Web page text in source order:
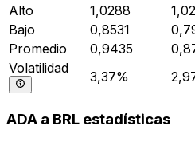
Alto
1,0288
Bajo
0,8531
Promedio
0,9435
Volatilidad
3,37%
ADA a BRL estadísticas